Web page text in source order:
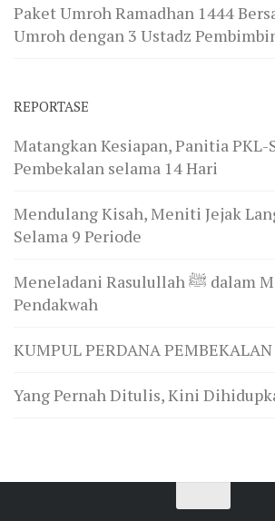
Paket Umroh Ramadhan 1444
Umroh dengan 3 Ustadz
REPORTASE
Matangkan Kesiapan, Panitia PKL-
Pembekalan selama 14 Hari
Mendulang Kisah, Meniti Jejak
Selama 9 Periode
Meneladani Rasulullah ﷺ dalam Mengutus Para
Pendakwah
KUMPUL PERDANA
Yang Pernah Ditulis, Kini